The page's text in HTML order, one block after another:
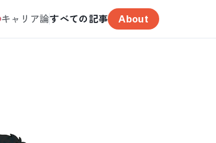
キャリア論すべての記事 About